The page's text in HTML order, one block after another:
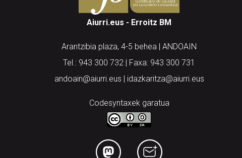
Aiurri.eus - Erroitz BM
Arantzibia plaza, 4-5 behea | ANDOAIN
Tel.: 943 300 732 | Faxa: 943 300 731
andoain@aiurri.eus | idazkaritza@aiurri.eus
Codesyntaxek garatua